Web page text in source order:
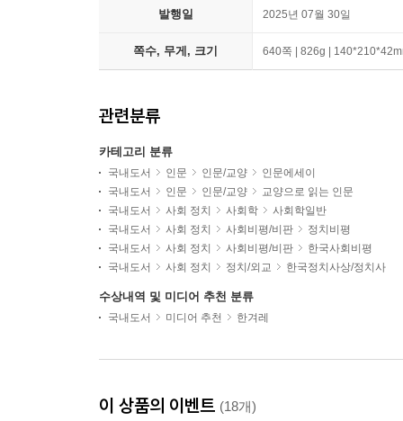
발행일 2025년 07월 30일
쪽수, 무게, 크기 640쪽 | 826g |
관련분류
카테고리 분류
국내도서 인문 인문/교양
인문에세이
국내도서
인문 인문/교양
교양으로 읽는 인문
국내도서
사회 정치 사회학
사회학일반
국내도서
사회 정치 사회비평/비판
정치비평
국내도서
사회 정치 사회비평/비판
한국사회비평
국내도서
사회 정치 정치/외교 한국정치사상/정치사
수상내역 및 미디어 추천 분류
국내도서 미디어 추천 한겨레
이 상품의 이벤트 (18개)